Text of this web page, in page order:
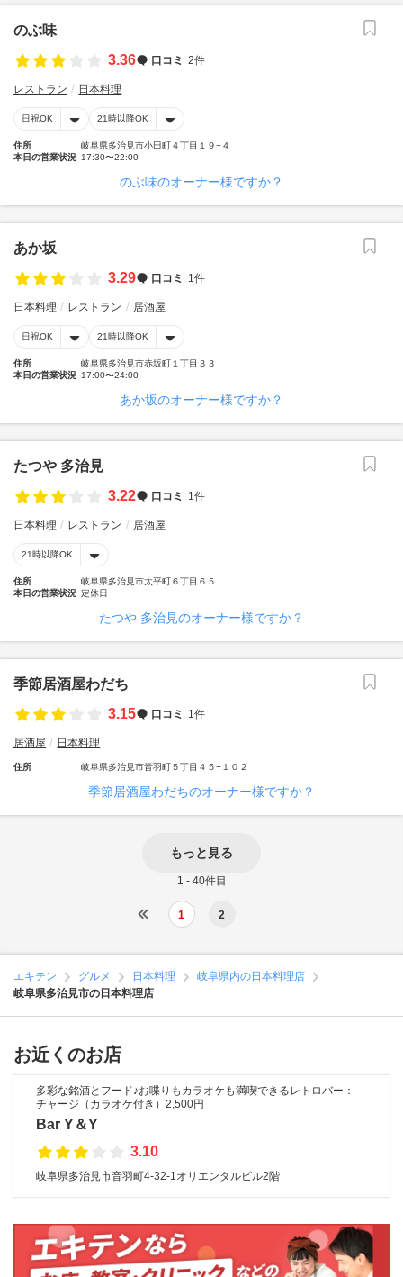
のぶ味
3.36
口コミ 2件
レストラン 日本料理
日祝OK 21時以降OK
住所
岐阜県多治見市小田町４丁目１９−４
本日の営業状況 17:30〜22:00
のぶ味のオーナー様ですか？
あか坂
3.29
口コミ 1件
日本料理 レストラン 居酒屋
日祝OK 21時以降OK
住所
岐阜県多治見市赤坂町１丁目３３
本日の営業状況 17:00〜24:00
あか坂のオーナー様ですか？
たつや 多治見
3.22
口コミ 1件
日本料理 レストラン 居酒屋
21時以降OK
住所
岐阜県多治見市太平町６丁目６５
本日の営業状況 定休日
たつや 多治見のオーナー様ですか？
季節居酒屋わだち
3.15
口コミ 1件
居酒屋 日本料理
住所 岐阜県多治見市音羽町５丁目４５−１０２
季節居酒屋わだちのオーナー様ですか？
もっと見る
1 - 40件目
1 2
エキテン グルメ 日本料理
岐阜県内の日本料理店
岐阜県多治見市の日本料理店
お近くのお店
多彩な銘酒とフード♪お喋りもカラオケも満喫できるレトロバー：
チャージ（カラオケ付き）2,500円
Bar Y＆Y
3.10
岐阜県多治見市音羽町4-32-1オリエンタルビル2階